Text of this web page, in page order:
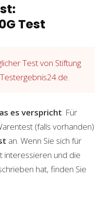
Test
Test von Stiftung
es verspricht. Für
(falls vorhanden)
an. Wenn Sie sich für
interessieren und die
hat, finden Sie